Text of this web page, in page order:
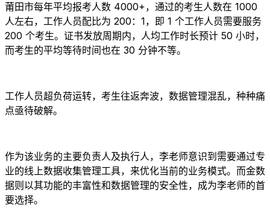
莆田市每年平均报考人数 4000+，通过的考生人数在 1000
人左右，工作人员配比为 200：1，即 1 个工作人员需要服务
200 个考生。证书发放周期内，人均工作时长预计 50 小时，
而考生的平均等待时间也在 30 分钟不等。
工作人员超负荷运转，考生往返奔波，数据管理混乱，种种痛
点亟待破解。
作为该业务的主要负责人及执行人，李老师意识到需要通过专
业的线上数据收集管理工具，来优化当前的业务模式。而金数
据则以其功能的丰富性和数据管理的安全性，成为李老师的首
要选择。